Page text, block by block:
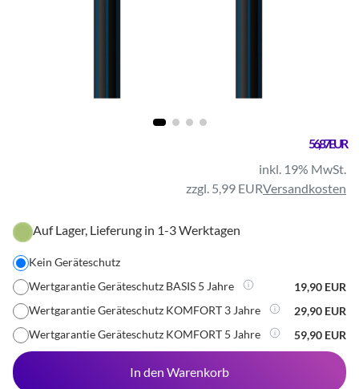
56,87 EUR
inkl. 19% MwSt.
zzgl. 5,99 EURVersandkosten
Auf Lager, Lieferung in 1-3 Werktagen
Kein Geräteschutz
Wertgarantie Geräteschutz BASIS 5 Jahre
19,90 EUR
Wertgarantie Geräteschutz KOMFORT 3 Jahre
29,90 EUR
Wertgarantie Geräteschutz KOMFORT 5 Jahre
59,90 EUR
In den Warenkorb